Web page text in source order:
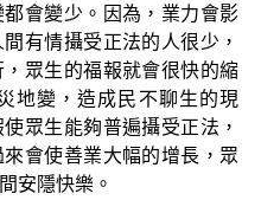
會變少。因為，業力會影
有情攝受正法的人很少，
眾生的福報就會很快的縮
地變，造成民不聊生的現
眾生能夠普遍攝受正法，
會使善業大幅的增長，眾
安隱快樂。